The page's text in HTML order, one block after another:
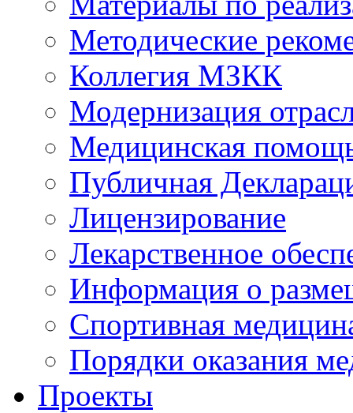
Методические
Коллегия МЗКК
Модернизация
Медицинская
Публичная
Лицензирование
Лекарственное
Информация о
Спортивная
Порядки оказания
Проекты